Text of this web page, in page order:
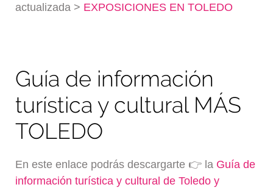
actualizada > EXPOSICIONES EN TOLEDO
Guía de información
turística y cultural MÁS
TOLEDO
En este enlace podrás descargarte 👉 la Guía de
información turística y cultural de Toledo y